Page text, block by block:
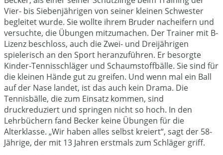
Vier- bis Siebenjährigen von seiner kleinen Schwester
begleitet wurde. Sie wollte ihrem Bruder nacheifern und
versuchte, die Übungen mitzumachen. Der Trainer mit B-
Lizenz beschloss, auch die Zwei- und Dreijährigen
spielerisch an den Sport heranzuführen. Er besorgte
Kinder-Tennisschläger und Schaumstoffbälle. Sie sind für
die kleinen Hände gut zu greifen. Und wenn mal ein Ball
auf der Nase landet, ist das auch kein Drama. Die
Tennisbälle, die zum Einsatz kommen, sind
druckreduziert und springen nicht so hoch. In den
Lehrbüchern fand Becker keine Übungen für die
Alterklasse. „Wir haben alles selbst kreiert“, sagt der 58-
Jährige, der mit 13 Jahren erstmals zum Schläger griff.